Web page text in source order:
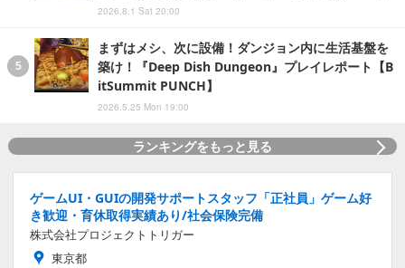
2026.8.1 Sat 20:00
まずはメシ、次に設備！ダンジョン内に生活基盤を
築け！『Deep Dish Dungeon』プレイレポート【B
itSummit PUNCH】
2026.5.25 Mon 19:00
ランキングをもっと見る
ゲームUI・GUIの開発サポートスタッフ「正社員」ゲーム好
き歓迎・育休取得実績あり/社会保険完備
株式会社プロジェクトトリガー
東京都